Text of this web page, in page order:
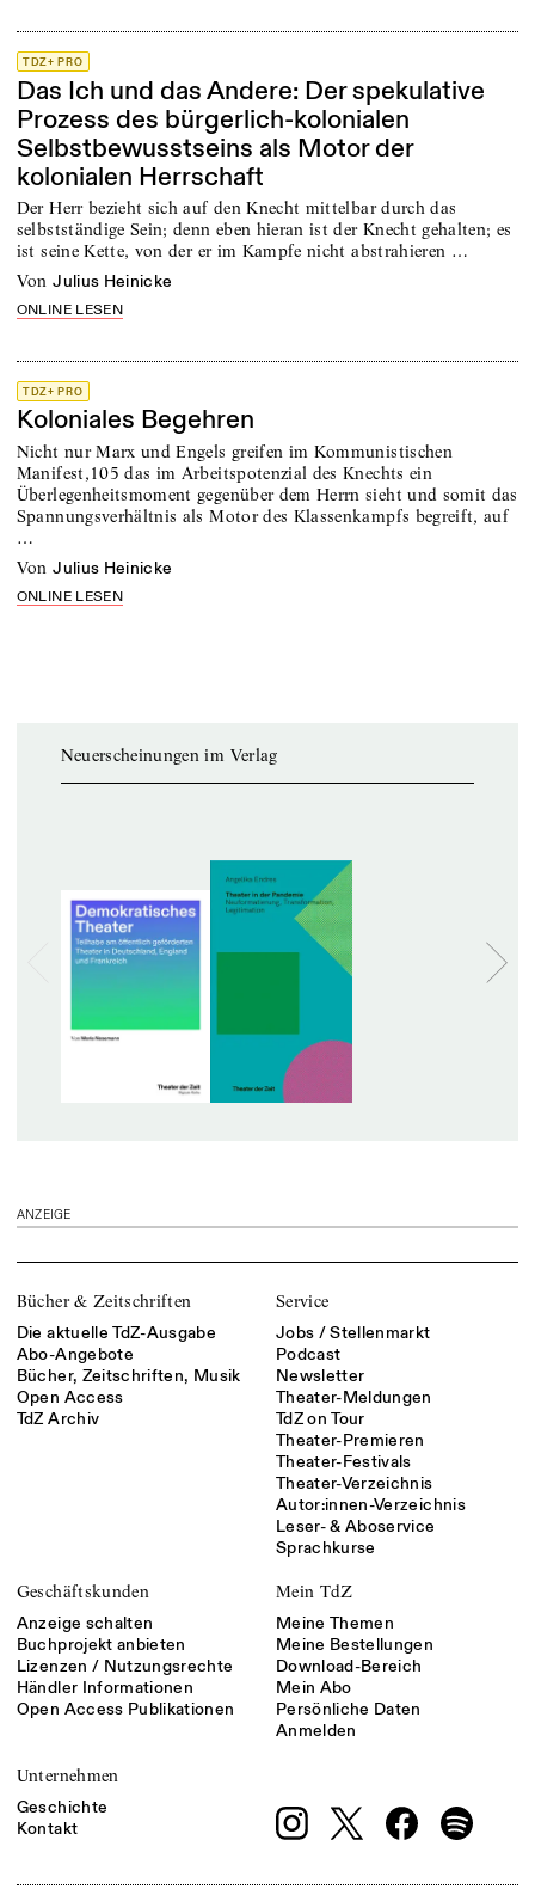
TDZ+ PRO
Das Ich und das Andere: Der spekulative
Prozess des bürgerlich-kolonialen
Selbstbewusstseins als Motor der
kolonialen Herrschaft
Der Herr bezieht sich auf den Knecht mittelbar durch das
selbstständige Sein; denn eben hieran ist der Knecht gehalten; es
ist seine Kette, von der er im Kampfe nicht abstrahieren …
von Julius Heinicke
ONLINE LESEN
TDZ+ PRO
Koloniales Begehren
Nicht nur Marx und Engels greifen im Kommunistischen
Manifest,105 das im Arbeitspotenzial des Knechts ein
Überlegenheitsmoment gegenüber dem Herrn sieht und somit das
Spannungsverhältnis als Motor des Klassenkampfs begreift, auf
…
von Julius Heinicke
ONLINE LESEN
Neuerscheinungen im Verlag
ANZEIGE
Bücher & Zeitschriften
Die aktuelle TdZ-Ausgabe
Abo-Angebote
Bücher, Zeitschriften, Musik
Open Access
TdZ Archiv
Service
Jobs / Stellenmarkt
Podcast
Newsletter
Theater-Meldungen
TdZ on Tour
Theater-Premieren
Theater-Festivals
Theater-Verzeichnis
Autor:innen-Verzeichnis
Leser- & Aboservice
Sprachkurse
Geschäftskunden
Anzeige schalten
Buchprojekt anbieten
Lizenzen / Nutzungsrechte
Händler Informationen
Open Access Publikationen
Mein TdZ
Meine Themen
Meine Bestellungen
Download-Bereich
Mein Abo
Persönliche Daten
Anmelden
Unternehmen
Geschichte
Kontakt